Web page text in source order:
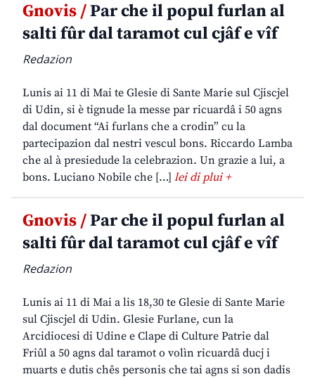
Gnovis /Par che il popul furlan al
salti fûr dal taramot cul cjâf e vîf
Redazion
Lunis ai 11 di Mai te Glesie di Sante Marie sul Cjiscjel
di Udin, si è tignude la messe par ricuardâ i 50 agns
dal document “Ai furlans che a crodin” cu la
partecipazion dal nestri vescul bons. Riccardo Lamba
che al à presiedude la celebrazion. Un grazie a lui, a
bons. Luciano Nobile che […] lei di plui +
Gnovis /Par che il popul furlan al
salti fûr dal taramot cul cjâf e vîf
Redazion
Lunis ai 11 di Mai a lis 18,30 te Glesie di Sante Marie
sul Cjiscjel di Udin. Glesie Furlane, cun la
Arcidiocesi di Udine e Clape di Culture Patrie dal
Friûl a 50 agns dal taramot o volìn ricuardâ ducj i
muarts e dutis chês personis che tai agns si son dadis